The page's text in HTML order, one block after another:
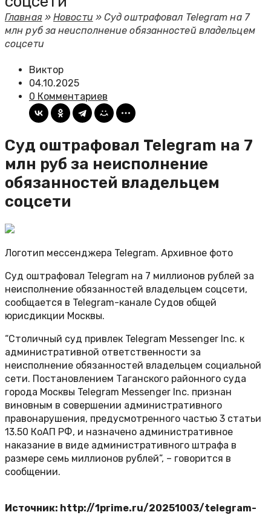
Главная»Новости »Суд оштрафовал Telegram на 7
млн руб за неисполнение обязанностей владельцем
соцсети
Виктор
04.10.2025
0 Комментариев
Суд оштрафовал Telegram на 7
млн руб за неисполнение
обязанностей владельцем
соцсети
Логотип мессенджера Telegram. Архивное фото
Суд оштрафовал Telegram на 7 миллионов рублей за
неисполнение обязанностей владельцем соцсети,
сообщается в Telegram-канале Судов общей
юрисдикции Москвы.
“Столичный суд привлек Telegram Messenger Inc. к
административной ответственности за
неисполнение обязанностей владельцем социальной
сети. Постановлением Таганского районного суда
города Москвы Telegram Messenger Inc. признан
виновным в совершении административного
правонарушения, предусмотренного частью 3 статьи
13.50 КоАП РФ, и назначено административное
наказание в виде административного штрафа в
размере семь миллионов рублей”, – говорится в
сообщении.
Источник: http://1prime.ru/20251003/telegram-